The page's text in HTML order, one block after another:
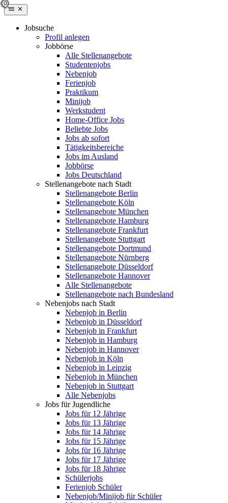
Jobsuche
Profil anlegen
Jobbörse
Alle Stellenangebote
Studentenjobs
Nebenjob
Ferienjob
Praktikum
Minijob
Werkstudent
Home-Office Jobs
Beliebte Jobs
Jobs ab sofort
Tätigkeitsbereiche
Jobs im Ausland
Jobbörse
Jobs Deutschland
Stellenangebote nach Stadt
Stellenangebote Berlin
Stellenangebote Köln
Stellenangebote München
Stellenangebote Hamburg
Stellenangebote Frankfurt
Stellenangebote Stuttgart
Stellenangebote Dortmund
Stellenangebote Nürnberg
Stellenangebote Düsseldorf
Stellenangebote Hannover
Alle Stellenangebote
Stellenangebote nach Bundesland
Nebenjobs nach Stadt
Nebenjob in Berlin
Nebenjob in Düsseldorf
Nebenjob in Frankfurt
Nebenjob in Hamburg
Nebenjob in Hannover
Nebenjob in Köln
Nebenjob in Leipzig
Nebenjob in München
Nebenjob in Stuttgart
Alle Nebenjobs
Jobs für Jugendliche
Jobs für 12 Jährige
Jobs für 13 Jährige
Jobs für 14 Jährige
Jobs für 15 Jährige
Jobs für 16 Jährige
Jobs für 17 Jährige
Jobs für 18 Jährige
Schülerjobs
Ferienjob Schüler
Nebenjob/Minijob für Schüler